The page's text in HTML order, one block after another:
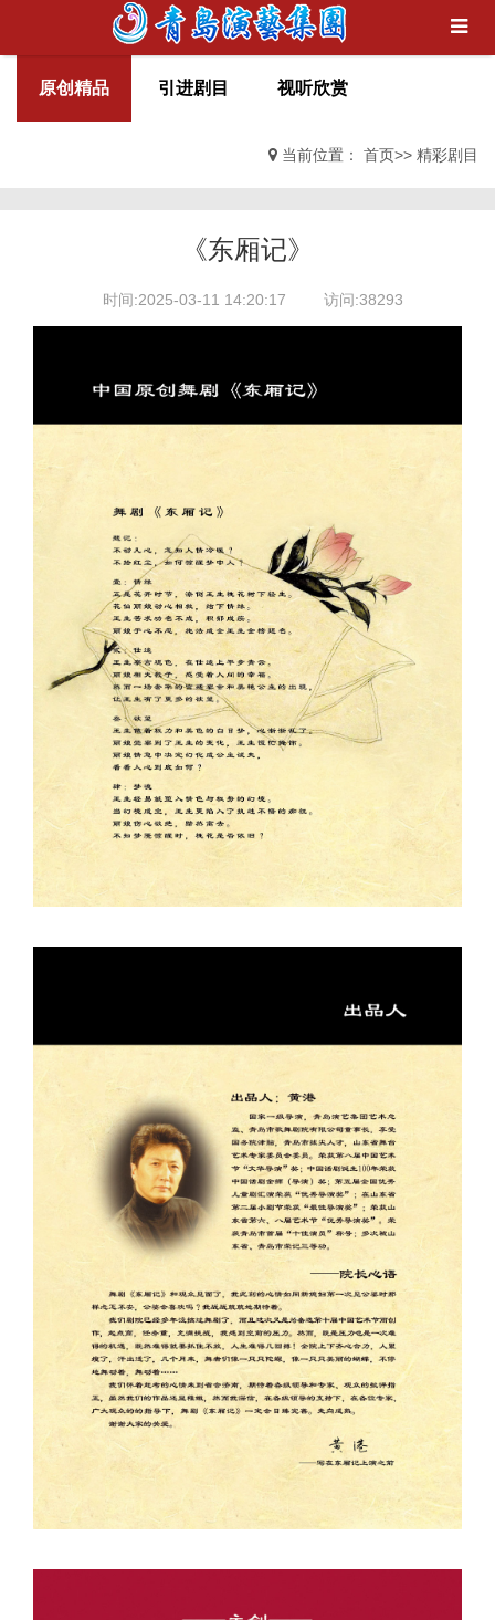
原创精品 引进剧目 视听欣赏
当前位置： 首页>> 精彩剧目
《东厢记》
时间:2025-03-11 14:20:17 访问:38293